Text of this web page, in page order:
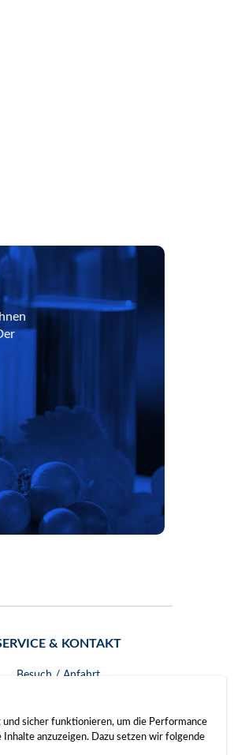
& KONTAKT
Besuch / Anfahrt
sicher funktionieren, um die Performance
anzuzeigen. Dazu setzen wir folgende